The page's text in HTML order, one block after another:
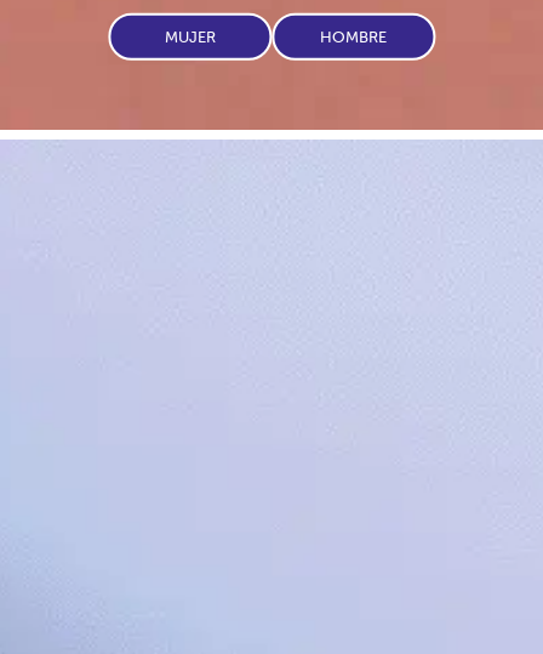
MUJER HOMBRE